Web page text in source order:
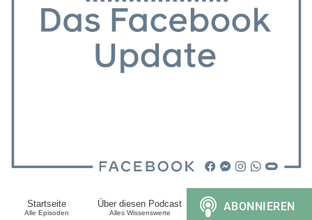
Startseite
Alle Episoden
Über diesen Podcast
Alles Wissenswerte